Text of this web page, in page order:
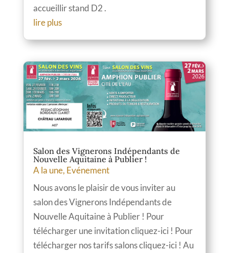
accueillir stand D2 .
lire plus
Salon des Vignerons Indépendants de
Nouvelle Aquitaine à Publier !
A la une, Evénement
Nous avons le plaisir de vous inviter au
salon des Vignerons Indépendants de
Nouvelle Aquitaine à Publier ! Pour
télécharger une invitation cliquez-ici ! Pour
télécharger nos tarifs salons cliquez-ici ! Au